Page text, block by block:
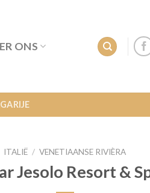
ONS
ITALIË / VENETIAANSE RIVIÈRA
Jesolo Resort &